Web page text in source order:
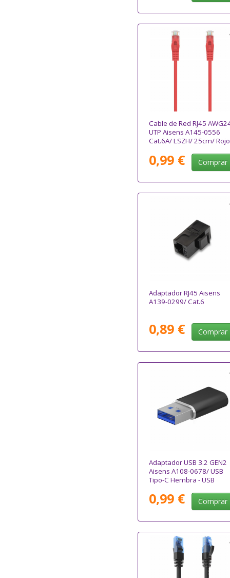
Cable de Red RJ45
UTP Aisens A145-0556
Cat.6A/ LSZH/ 25cm/ Rojo
0,99 € Comprar
Adaptador RJ45 Aisens
A139-0299/ Cat.6
0,89 € Comprar
Adaptador USB 3.2 GEN2
Aisens A108-0678/ USB
Tipo-C Hembra - USB
0,99 € Comprar